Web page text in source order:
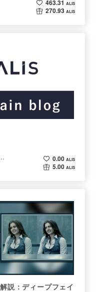
463.31 ALIS
270.93 ALIS
ェーンブログ
0.00 ALIS
5.00 ALIS
説：ディープフェイ